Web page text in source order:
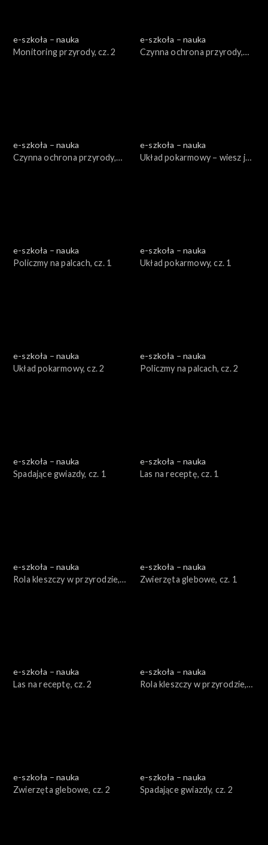
e-szkoła – nauka
Monitoring przyrody, cz. 2
e-szkoła – nauka
Czynna ochrona przyrody,
e-szkoła – nauka
Czynna ochrona przyrody,
e-szkoła – nauka
Układ pokarmowy – wiesz jak
e-szkoła – nauka
Policzmy na palcach, cz. 1
e-szkoła – nauka
Układ pokarmowy, cz. 1
e-szkoła – nauka
Układ pokarmowy, cz. 2
e-szkoła – nauka
Policzmy na palcach, cz. 2
e-szkoła – nauka
Spadające gwiazdy, cz. 1
e-szkoła – nauka
Las na receptę, cz. 1
e-szkoła – nauka
Rola kleszczy w przyrodzie,
e-szkoła – nauka
Zwierzęta glebowe, cz. 1
e-szkoła – nauka
Las na receptę, cz. 2
e-szkoła – nauka
Rola kleszczy w przyrodzie,
e-szkoła – nauka
Zwierzęta glebowe, cz. 2
e-szkoła – nauka
Spadające gwiazdy, cz. 2